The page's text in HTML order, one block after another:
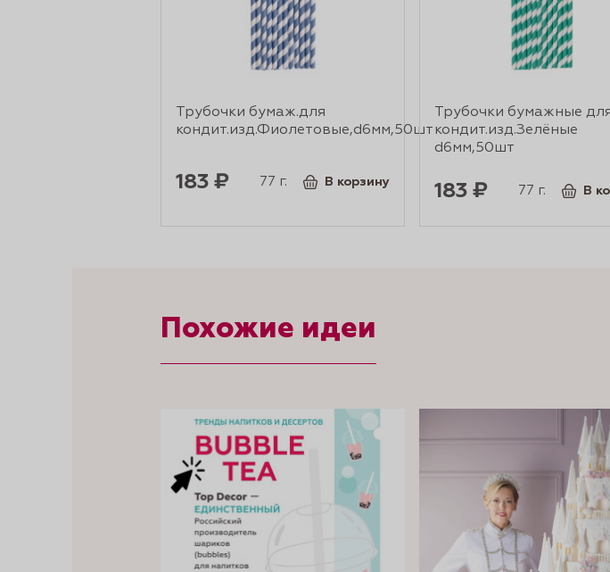
Трубочки бумаж.для
кондит.изд.Фиолетовые,d6мм,50шт
183 ₽ 77 г. В корзину
Трубочки бумажные
кондит.изд.Зелёные
d6мм,50шт
183 ₽ 77 г. В
Похожие идеи